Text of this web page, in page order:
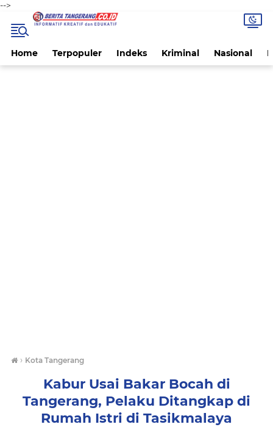
-->
Home Terpopuler Indeks Kriminal Nasional
› Kota Tangerang
Kabur Usai Bakar Bocah di
Tangerang, Pelaku Ditangkap di
Rumah Istri di Tasikmalaya